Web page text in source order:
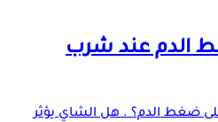
الدم عند شرب
ضغط الدم؟ . هل الشاي يؤثر